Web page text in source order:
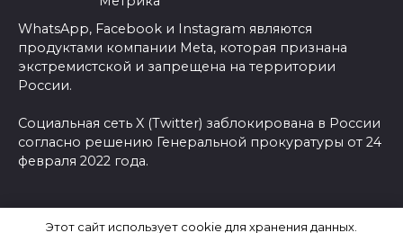
WhatsApp, Facebook и Instagram являются
продуктами компании Meta, которая признана
экстремистской и запрещена на территории
России.
Социальная сеть X (Twitter) заблокирована в России
согласно решению Генеральной прокуратуры от 24
февраля 2022 года.
Этот сайт использует cookie для хранения данных.